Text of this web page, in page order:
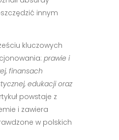
innym
kluczowych
prawie i
finansach
edukacji oraz
powstaje z
i zawiera
w polskich